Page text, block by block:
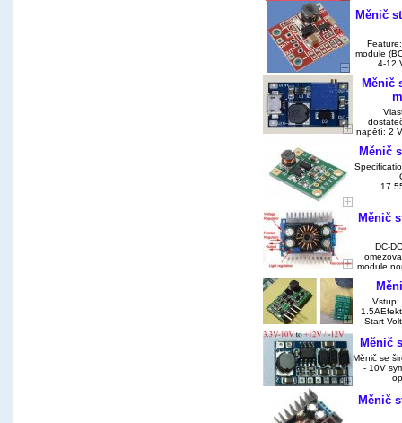
Měnič
module
4-12
Měnič
napětí: 2
Měnič
Měnič
DC-
module
Vstup:
Start
Měnič
Měnič se
- 10V
Měnič